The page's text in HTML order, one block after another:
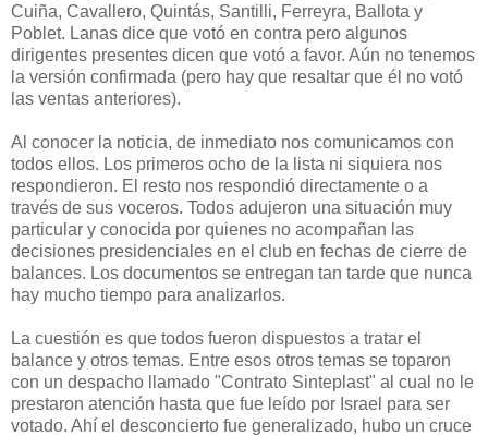
Cuiña, Cavallero, Quintás, Santilli, Ferreyra, Ballota y
Poblet. Lanas dice que votó en contra pero algunos
dirigentes presentes dicen que votó a favor. Aún no tenemos
la versión confirmada (pero hay que resaltar que él no votó
las ventas anteriores).
Al conocer la noticia, de inmediato nos comunicamos con
todos ellos. Los primeros ocho de la lista ni siquiera nos
respondieron. El resto nos respondió directamente o a
través de sus voceros. Todos adujeron una situación muy
particular y conocida por quienes no acompañan las
decisiones presidenciales en el club en fechas de cierre de
balances. Los documentos se entregan tan tarde que nunca
hay mucho tiempo para analizarlos.
La cuestión es que todos fueron dispuestos a tratar el
balance y otros temas. Entre esos otros temas se toparon
con un despacho llamado "Contrato Sinteplast" al cual no le
prestaron atención hasta que fue leído por Israel para ser
votado. Ahí el desconcierto fue generalizado, hubo un cruce